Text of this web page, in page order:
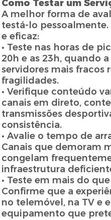
Como Testar um
A melhor forma de
testá-lo
e eficaz:
• Teste nas horas de
20h e as 23h, quando
servidores mais fracos
fragilidades.
• Verifique conteúdo
canais em direto,
transmissões
consistência.
• Avalie o tempo de
Canais que demoram
congelam
infraestrutura
• Teste em mais do
Confirme que a
no telemóvel, na TV e
equipamento que